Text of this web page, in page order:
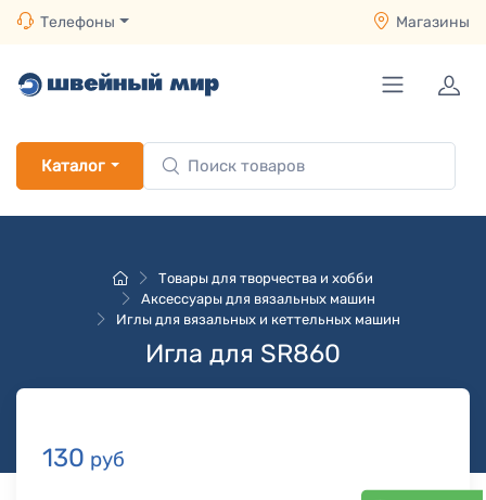
Телефоны Магазины
Каталог
Товары для творчества и хобби
Аксессуары для вязальных машин
Иглы для вязальных и кеттельных машин
Игла для SR860
130 руб